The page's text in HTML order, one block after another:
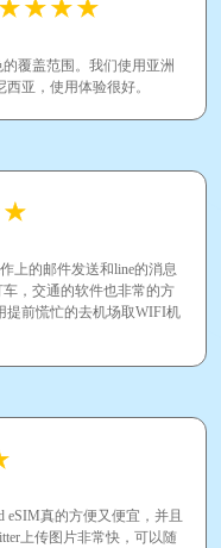
覆盖范围。我们使用亚洲
亚，使用体验很好。
上的邮件发送和line的消息
，交通的软件也非常的方
提前慌忙的去机场取WIFI机
真的方便又便宜，并且
上传图片非常快，可以随